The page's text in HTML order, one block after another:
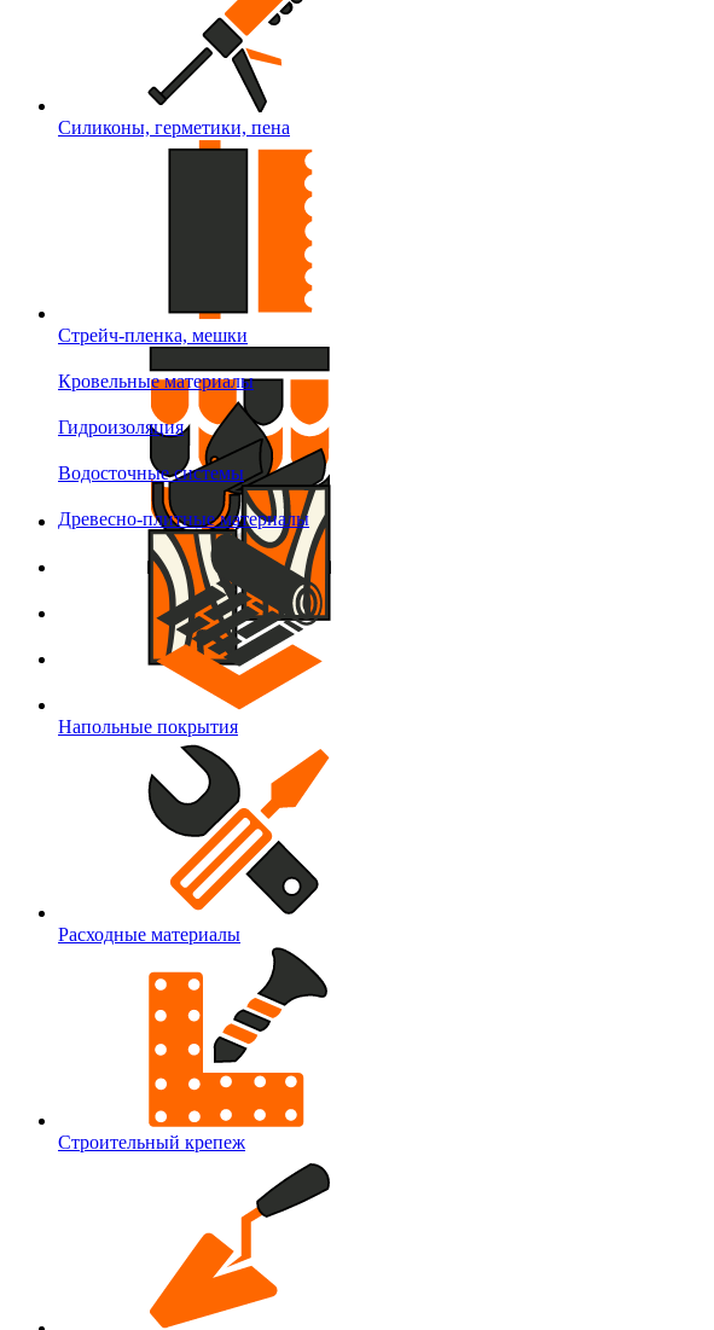
Силиконы, герметики, пена
Стрейч-пленка, мешки
Кровельные материалы
Гидроизоляция
Водосточные системы
Древесно-плитные материалы
Напольные покрытия
Расходные материалы
Строительный крепеж